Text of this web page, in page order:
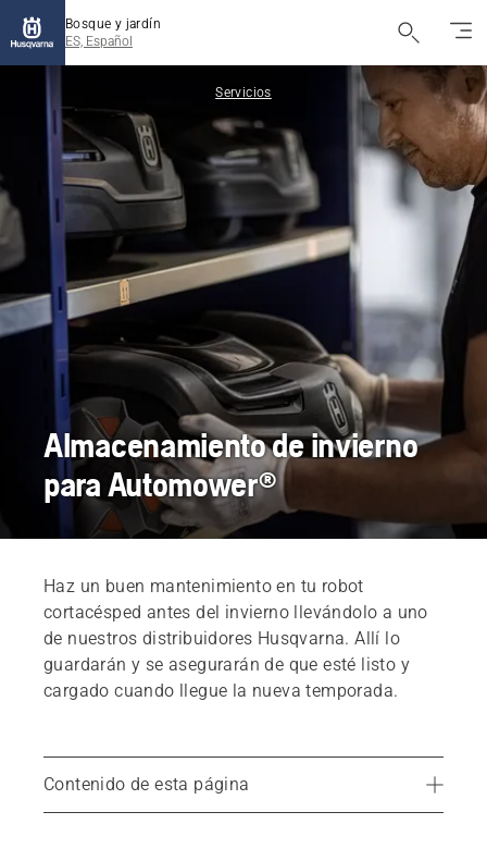
Bosque y jardín
ES, Español
Servicios
Almacenamiento de invierno
para Automower®
Haz un buen mantenimiento en tu robot
cortacésped antes del invierno llevándolo a uno
de nuestros distribuidores Husqvarna. Allí lo
guardarán y se asegurarán de que esté listo y
cargado cuando llegue la nueva temporada.
Contenido de esta página
Almacenamiento todo incluido para el invierno